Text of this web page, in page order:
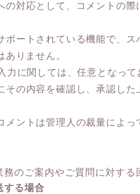
の対応として、コメントの
ポートされている機能で、ス
りません。
力に関しては、任意となって
その内容を確認し、承認した
メントは管理人の裁量によ
のご案内やご質問に対する
する場合